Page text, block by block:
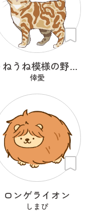
うねうね模様の野良猫
倖愛
ロンゲライオン
しまぴ